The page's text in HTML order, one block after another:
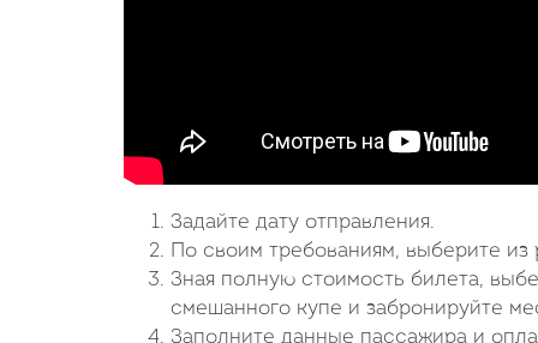
Задайте дату отправления.
По своим требованиям, выберите
Зная полную стоимость билета,
смешанного купе и забронируйте
Заполните данные пассажира и